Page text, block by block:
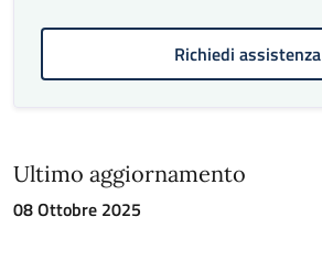
Richiedi assistenza
Ultimo aggiornamento
08 Ottobre 2025